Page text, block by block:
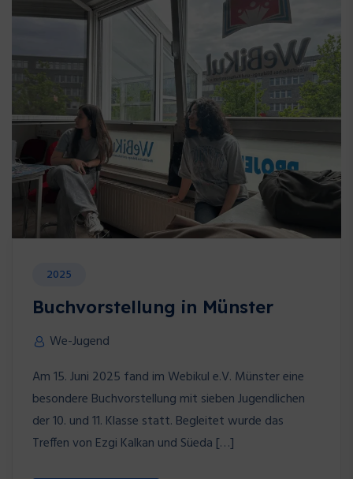
2025
Buchvorstellung in Münster
We-Jugend
Am 15. Juni 2025 fand im Webikul e.V. Münster eine
besondere Buchvorstellung mit sieben Jugendlichen
der 10. und 11. Klasse statt. Begleitet wurde das
Treffen von Ezgi Kalkan und Süeda […]